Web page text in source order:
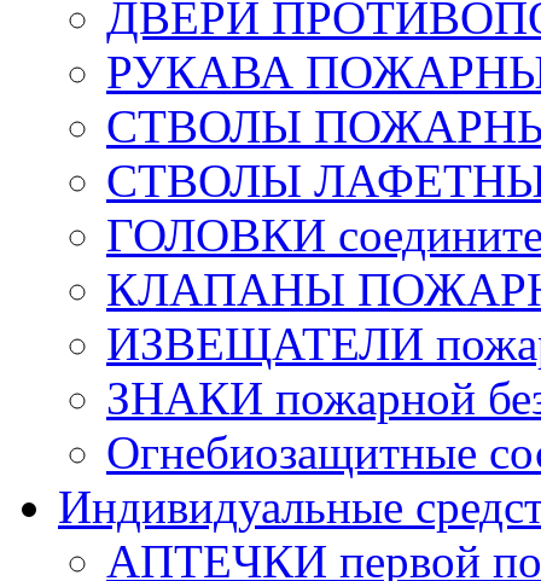
ДВЕРИ
РУКАВА
СТВОЛЫ
СТВОЛЫ
ГОЛОВКИ
КЛАПАНЫ
ИЗВЕЩАТЕЛИ
ЗНАКИ пожарной
Огнебиозащитные
Индивидуальные
АПТЕЧКИ первой